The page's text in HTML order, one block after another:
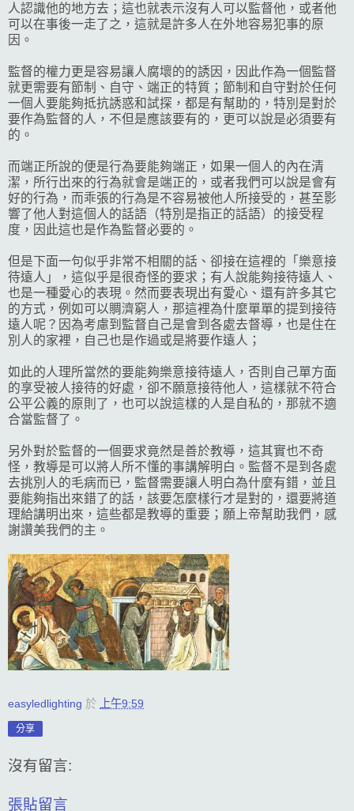
人認識他的地方去；這也就表示沒有人可以監督他，或者他
可以在事後一走了之，這就是許多人在外地容易犯事的原
因。
監督的權力更是容易讓人腐壞的的誘因，因此作為一個監督
就更需要有節制、自守、端正的特質；節制和自守對於任何
一個人要能夠抵抗誘惑和試探，都是有幫助的，特別是對於
要作為監督的人，不但是應該要有的，更可以說是必須要有
的。
而端正所說的便是行為要能夠端正，如果一個人的內在清
潔，所行出來的行為就會是端正的，或者我們可以說是會有
好的行為，而乖張的行為是不容易被他人所接受的，甚至影
響了他人對這個人的話語（特別是指正的話語）的接受程
度，因此這也是作為監督必要的。
但是下面一句似乎非常不相關的話、卻接在這裡的「樂意接
待遠人」，這似乎是很奇怪的要求；有人說能夠接待遠人、
也是一種愛心的表現。然而要表現出有愛心、還有許多其它
的方式，例如可以賙濟窮人，那這裡為什麼單單的提到接待
遠人呢？因為考慮到監督自己是會到各處去督導，也是住在
別人的家裡，自己也是作過或是將要作遠人；
如此的人理所當然的要能夠樂意接待遠人，否則自己單方面
的享受被人接待的好處，卻不願意接待他人，這樣就不符合
公平公義的原則了，也可以說這樣的人是自私的，那就不適
合當監督了。
另外對於監督的一個要求竟然是善於教導，這其實也不奇
怪，教導是可以將人所不懂的事講解明白。監督不是到各處
去挑別人的毛病而已，監督需要讓人明白為什麼有錯，並且
要能夠指出來錯了的話，該要怎麼樣行才是對的，還要將道
理給講明出來，這些都是教導的重要；願上帝幫助我們，感
謝讚美我們的主。
easyledlighting 於 上午9:59
分享
沒有留言:
張貼留言